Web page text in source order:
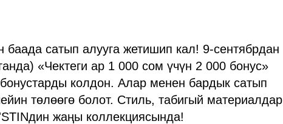
баада сатып алууга жетишип кал! 9-сентябрдан
«Чектеги ар 1 000 сом үчүн 2 000 бонус»
колдон. Алар менен бардык сатып
төлөөгө болот. Стиль, табигый материалдар
жаңы коллекциясында!